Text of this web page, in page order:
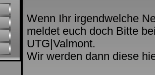
Wenn Ihr irgendwelche
meldet euch doch Bitte
UTG|Valmont.
Wir werden dann diese